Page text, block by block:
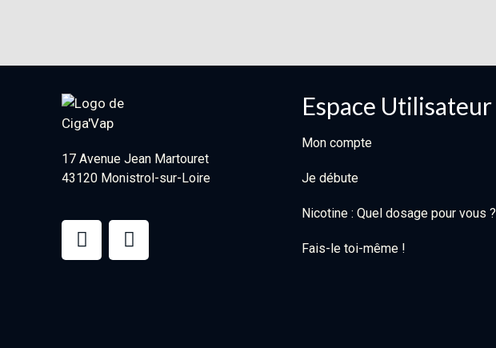
17 Avenue Jean Martouret
43120 Monistrol-sur-Loire
Espace Utilisateur
Mon compte
Je débute
Nicotine : Quel dosage pour vous ?
Fais-le toi-même !